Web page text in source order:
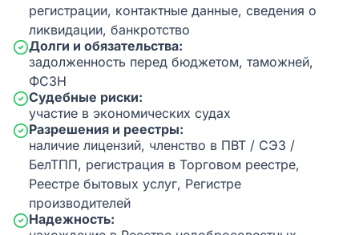
регистрации, контактные данные, сведения о
ликвидации, банкротство
Долги и обязательства:
задолженность перед бюджетом, таможней,
ФСЗН
Судебные риски:
участие в экономических судах
Разрешения и реестры:
наличие лицензий, членство в ПВТ / СЭЗ /
БелТПП, регистрация в Торговом реестре,
Реестре бытовых услуг, Регистре
производителей
Надежность: